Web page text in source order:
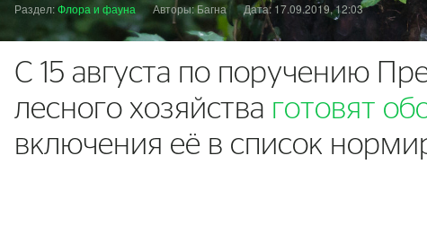
Раздел:Флора и фауна Авторы: Багна Дата: 17.09.2019, 12:03
С 15 августа по поручению
лесного хозяйства готовят
включения её в список